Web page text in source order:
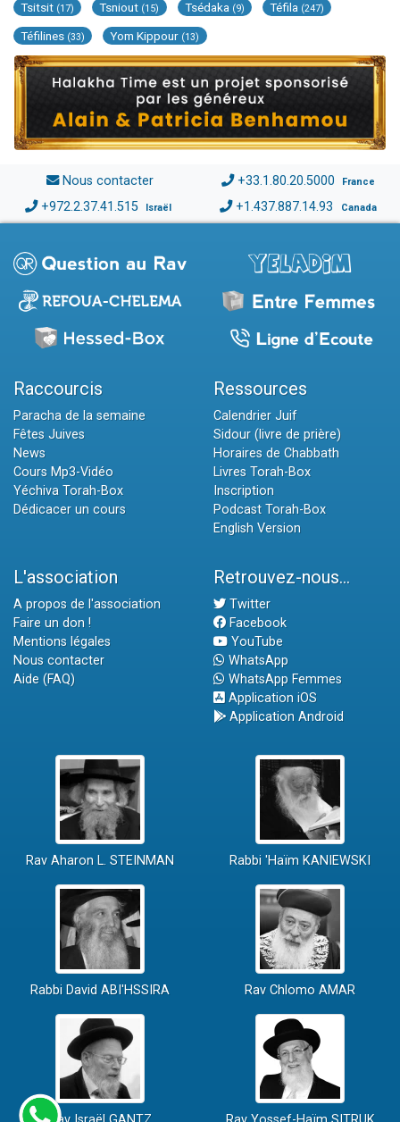
Tsitsit (17) Tsniout (15) Tsédaka (9) Téfila (247)
Téfilines (33) Yom Kippour (13)
Nous contacter +33.1.80.20.5000 France
+972.2.37.41.515 Israël +1.437.887.14.93 Canada
Raccourcis
Paracha de la semaine
Fêtes Juives
News
Cours Mp3-Vidéo
Yéchiva Torah-Box
Dédicacer un cours
Ressources
Calendrier Juif
Sidour (livre de prière)
Horaires de Chabbath
Livres Torah-Box
Inscription
Podcast Torah-Box
English Version
L'association
A propos de l'association
Faire un don !
Mentions légales
Nous contacter
Aide (FAQ)
Retrouvez-nous...
Twitter
Facebook
YouTube
WhatsApp
WhatsApp Femmes
Application iOS
Application Android
Rav Aharon L. STEINMAN Rabbi 'Haïm KANIEWSKI
Rabbi David ABI'HSSIRA Rav Chlomo AMAR